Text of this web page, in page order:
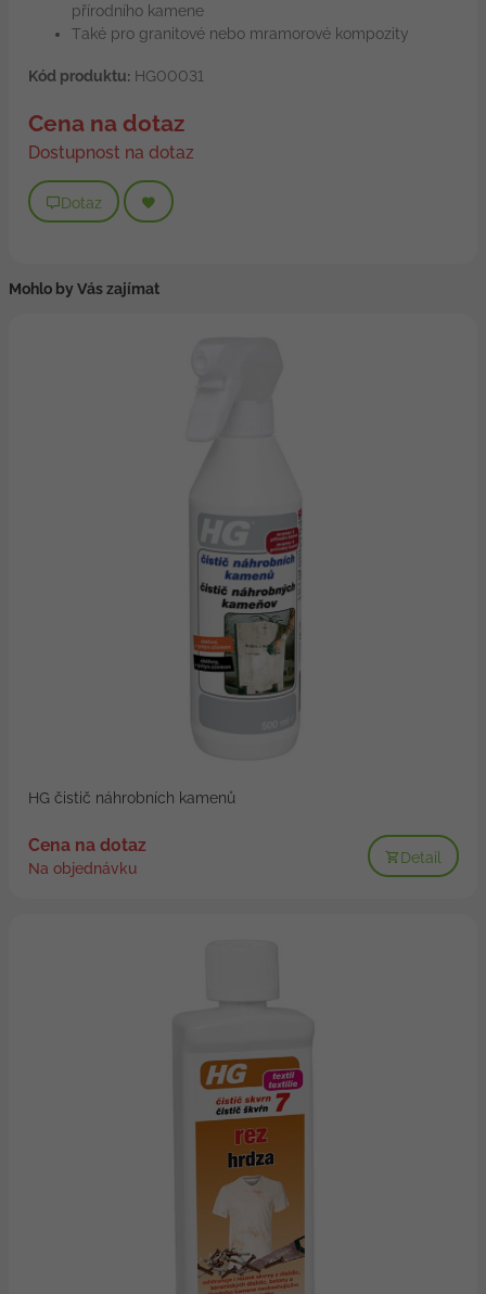
přírodního kamene
Také pro granitové nebo mramorové kompozity
Kód produktu:HG00031
Cena na dotaz
Dostupnost na dotaz
Dotaz
Mohlo by Vás zajímat
HG čistič náhrobních kamenů
Cena na dotaz
Na objednávku
Detail